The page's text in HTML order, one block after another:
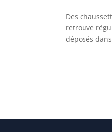
Des
retrouve
déposés